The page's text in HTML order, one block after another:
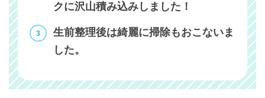
クに沢山積み込みしました！
生前整理後は綺麗に掃除もおこないま
した。